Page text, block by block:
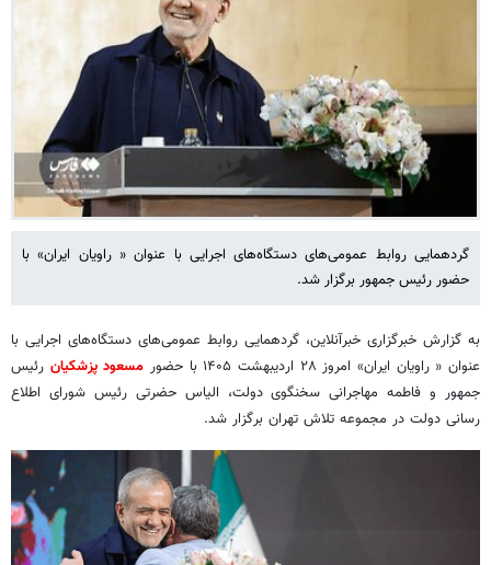
گردهمایی روابط عمومی‌های دستگاه‌های اجرایی با عنوان « راویان ایران» با
حضور رئیس جمهور برگزار شد.
به گزارش خبرگزاری خبرآنلاین، گردهمایی روابط عمومی‌های دستگاه‌های اجرایی با
عنوان « راویان ایران» امروز ۲۸ اردیبهشت ۱۴۰۵ با حضور
مسعود پزشکیان رئیس
جمهور و فاطمه مهاجرانی سخنگوی دولت، الیاس حضرتی رئیس شورای اطلاع
رسانی دولت در مجموعه تلاش تهران برگزار شد.